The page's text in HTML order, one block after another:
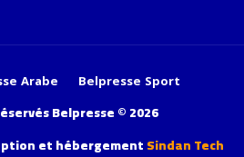
Arabe Belpresse Sport
Belpresse © 2026
et hébergementSindan Tech